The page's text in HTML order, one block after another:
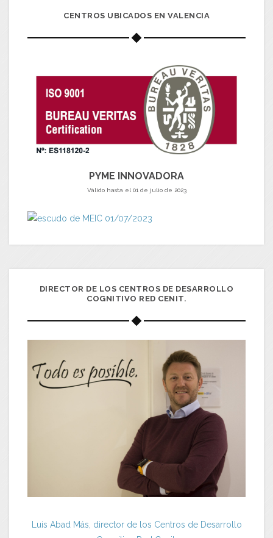
CENTROS UBICADOS EN VALENCIA
PYME INNOVADORA
Válido hasta el 01 de julio de 2023
DIRECTOR DE LOS CENTROS DE DESARROLLO
COGNITIVO RED CENIT.
Luis Abad Más, director de los Centros de Desarrollo